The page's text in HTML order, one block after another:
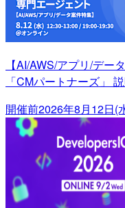
【AI/AWS/アプリ/デー
「CMパートナーズ」
開催前2026年8月12日(